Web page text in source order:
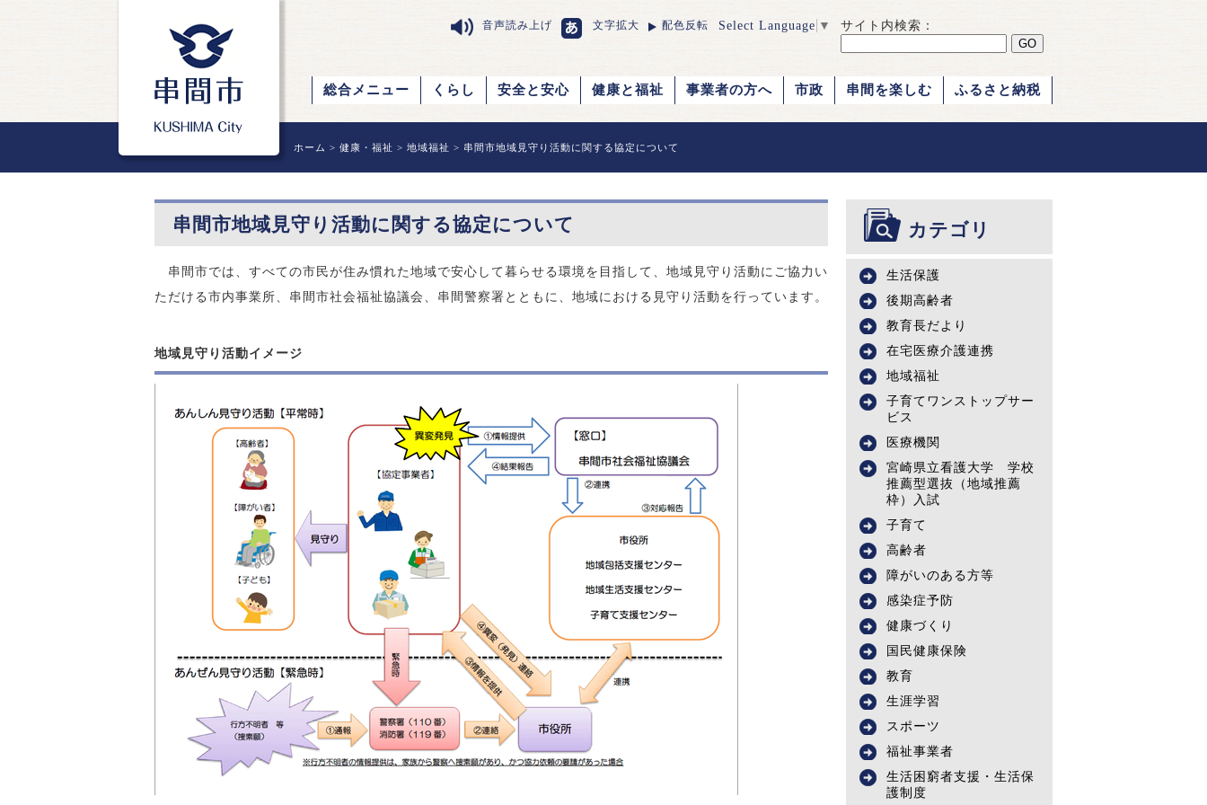
音声読み上げ 文字拡大 配色反転 Select Language ▼ サイト内検索：
総合メニュー くらし 安全と安心 健康と福祉 事業者の方へ 市政 串間を楽しむ ふるさと納税
ホーム > 健康・福祉 > 地域福祉 > 串間市地域見守り活動に関する協定について
串間市地域見守り活動に関する協定について
串間市では、すべての市民が住み慣れた地域で安心して暮らせる環境を目指して、地域見守り活動にご協力い
ただける市内事業所、串間市社会福祉協議会、串間警察署とともに、地域における見守り活動を行っています。
地域見守り活動イメージ
カテゴリ
生活保護
後期高齢者
教育長だより
在宅医療介護連携
地域福祉
子育てワンストップサー
ビス
医療機関
宮崎県立看護大学 学校
推薦型選抜（地域推薦
枠）入試
子育て
高齢者
障がいのある方等
感染症予防
健康づくり
国民健康保険
教育
生涯学習
スポーツ
福祉事業者
生活困窮者支援・生活保
護制度